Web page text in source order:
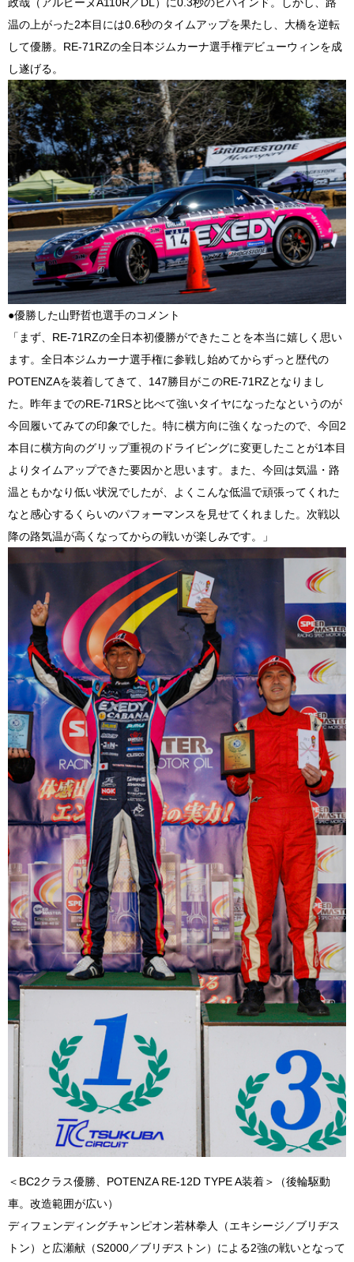
温の上がった2本目には0.6秒のタイムアップを果たし、大橋を逆転
して優勝。RE-71RZの全日本ジムカーナ選手権デビューウィンを成
し遂げる。
●優勝した山野哲也選手のコメント
「まず、RE-71RZの全日本初優勝ができたことを本当に嬉しく思い
ます。全日本ジムカーナ選手権に参戦し始めてからずっと歴代の
POTENZAを装着してきて、147勝目がこのRE-71RZとなりまし
た。昨年までのRE-71RSと比べて強いタイヤになったなというのが
今回履いてみての印象でした。特に横方向に強くなったので、今回2
本目に横方向のグリップ重視のドライビングに変更したことが1本目
よりタイムアップできた要因かと思います。また、今回は気温・路
温ともかなり低い状況でしたが、よくこんな低温で頑張ってくれた
なと感心するくらいのパフォーマンスを見せてくれました。次戦以
降の路気温が高くなってからの戦いが楽しみです。」
＜BC2クラス優勝、POTENZA RE-12D TYPE A装着＞（後輪駆動
車。改造範囲が広い）
ディフェンディングチャンピオン若林拳人（エキシージ／ブリヂス
トン）と広瀬献（S2000／ブリヂストン）による2強の戦いとなって